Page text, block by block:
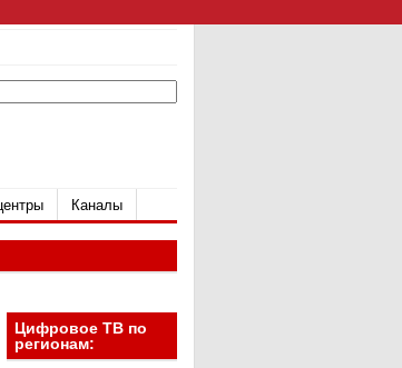
Каналы
Цифровое ТВ по
регионам: